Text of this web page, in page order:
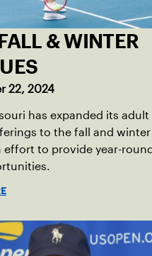
& WINTER
22, 2024
has expanded its adult
to the fall and winter
effort to provide year-round